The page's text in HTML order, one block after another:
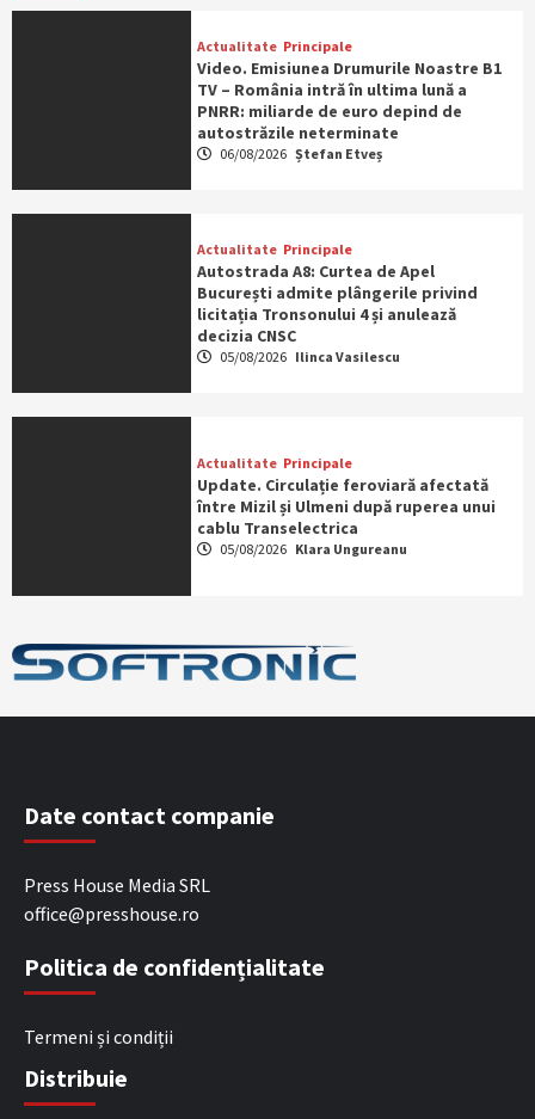
Actualitate Principale
Video. Emisiunea Drumurile Noastre B1
TV – România intră în ultima lună a
PNRR: miliarde de euro depind de
autostrăzile neterminate
06/08/2026 Ștefan Etveș
Actualitate Principale
Autostrada A8: Curtea de Apel
București admite plângerile privind
licitația Tronsonului 4 și anulează
decizia CNSC
05/08/2026 Ilinca Vasilescu
Actualitate Principale
Update. Circulație feroviară afectată
între Mizil și Ulmeni după ruperea unui
cablu Transelectrica
05/08/2026 Klara Ungureanu
Date contact companie
Press House Media SRL
office@presshouse.ro
Politica de confidențialitate
Termeni și condiții
Distribuie